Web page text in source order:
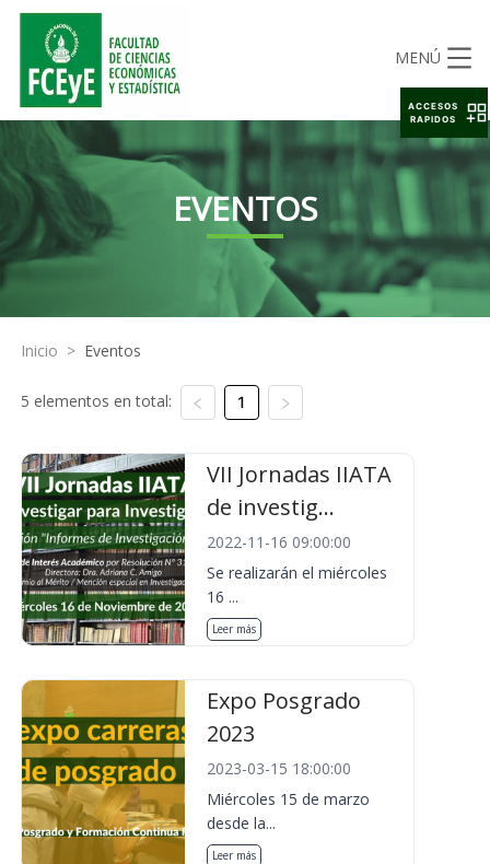
MENÚ
EVENTOS
Inicio > Eventos
5 elementos en total: 1
VII Jornadas IIATA
de investig...
2022-11-16 09:00:00
Se realizarán el miércoles
16 ...
Leer más
Expo Posgrado
2023
2023-03-15 18:00:00
Miércoles 15 de marzo
desde la...
Leer más
ACCESOS
RAPIDOS